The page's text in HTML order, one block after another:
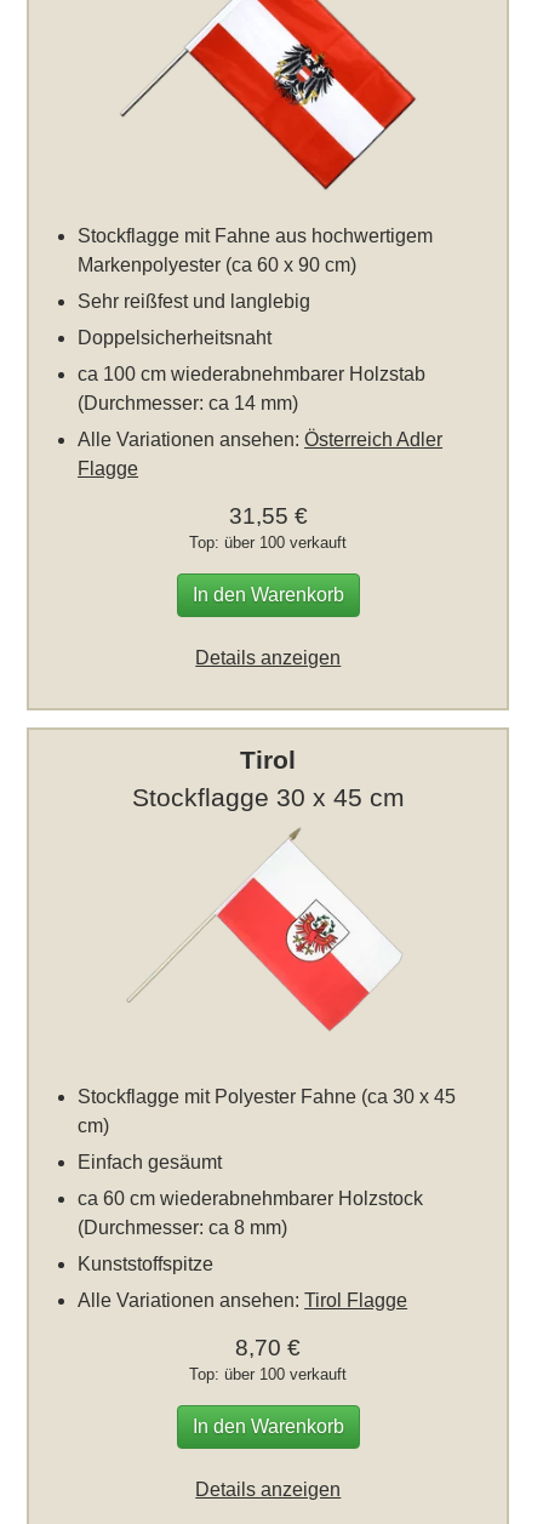
Stockflagge mit Fahne aus hochwertigem
Markenpolyester (ca 60 x 90 cm)
Sehr reißfest und langlebig
Doppelsicherheitsnaht
ca 100 cm wiederabnehmbarer Holzstab
(Durchmesser: ca 14 mm)
Alle Variationen ansehen:Österreich Adler
Flagge
31,55 €
Top: über 100 verkauft
In den Warenkorb
Details anzeigen
Tirol
Stockflagge 30 x 45 cm
Stockflagge mit Polyester Fahne (ca 30 x 45
cm)
Einfach gesäumt
ca 60 cm wiederabnehmbarer Holzstock
(Durchmesser: ca 8 mm)
Kunststoffspitze
Alle Variationen ansehen:Tirol Flagge
8,70 €
Top: über 100 verkauft
In den Warenkorb
Details anzeigen